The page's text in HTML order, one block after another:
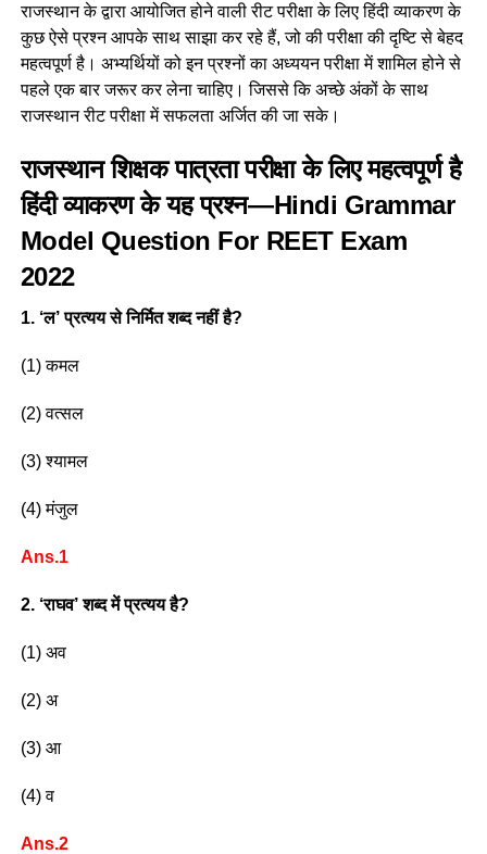
राजस्थान के द्वारा आयोजित होने वाली रीट परीक्षा के लिए हिंदी व्याकरण के
कुछ ऐसे प्रश्न आपके साथ साझा कर रहे हैं, जो की परीक्षा की दृष्टि से बेहद
महत्वपूर्ण है। अभ्यर्थियों को इन प्रश्नों का अध्ययन परीक्षा में शामिल होने से
पहले एक बार जरूर कर लेना चाहिए। जिससे कि अच्छे अंकों के साथ
राजस्थान रीट परीक्षा में सफलता अर्जित की जा सके।
राजस्थान शिक्षक पात्रता परीक्षा के लिए महत्वपूर्ण है
हिंदी व्याकरण के यह प्रश्न—Hindi Grammar
Model Question For REET Exam
2022
1. ‘ल’ प्रत्यय से निर्मित शब्द नहीं है?
(1) कमल
(2) वत्सल
(3) श्यामल
(4) मंजुल
Ans.1
2. ‘राघव’ शब्द में प्रत्यय है?
(1) अव
(2) अ
(3) आ
(4) व
Ans.2